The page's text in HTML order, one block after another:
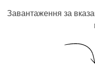
Завантаження за